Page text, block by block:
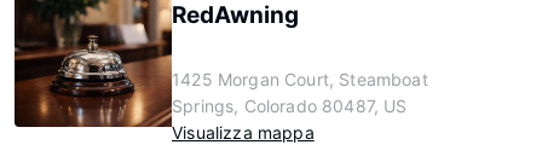
RedAwning
1425 Morgan Court, Steamboat
Springs, Colorado 80487, US
Visualizza mappa